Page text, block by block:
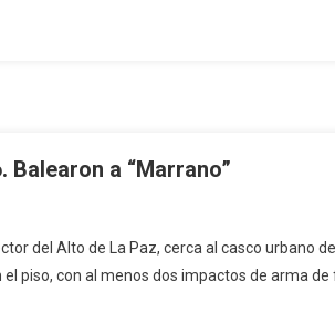
a “Marrano”
del Alto de La Paz, cerca al casco urbano
piso, con al menos dos impactos de arma de